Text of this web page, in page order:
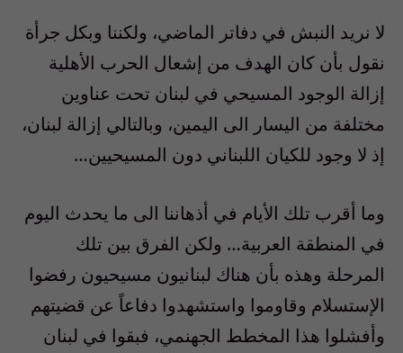
لا نريد النبش في دفاتر الماضي، ولكننا وبكل جرأة
نقول بأن كان الهدف من إشعال الحرب الأهلية
إزالة الوجود المسيحي في لبنان تحت عناوين
مختلفة من اليسار الى اليمين، وبالتالي إزالة لبنان،
إذ لا وجود للكيان اللبناني دون المسيحيين…
وما أقرب تلك الأيام في أذهاننا الى ما يحدث اليوم
في المنطقة العربية… ولكن الفرق بين تلك
المرحلة وهذه بأن هناك لبنانيون مسيحيون رفضوا
الإستسلام وقاوموا واستشهدوا دفاعاً عن قضيتهم
وأفشلوا هذا المخطط الجهنمي، فبقوا في لبنان